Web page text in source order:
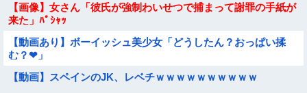
【画像】女さん「彼氏が強制わいせつで捕まって謝罪の手紙が
来た」ﾊﾟｼｬｯ
【動画あり】ボーイッシュ美少女「どうしたん？おっぱい揉
む？❤」
【動画】スペインのJK、レベチｗｗｗｗｗｗｗｗｗｗ